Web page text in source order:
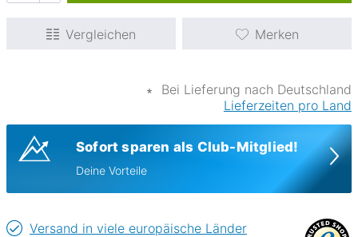
Vergleichen Merken
∗
Bei Lieferung nach Deutschland
Lieferzeiten pro Land
Sofort sparen als Club-Mitglied!
Deine Vorteile
Versand in viele europäische Länder